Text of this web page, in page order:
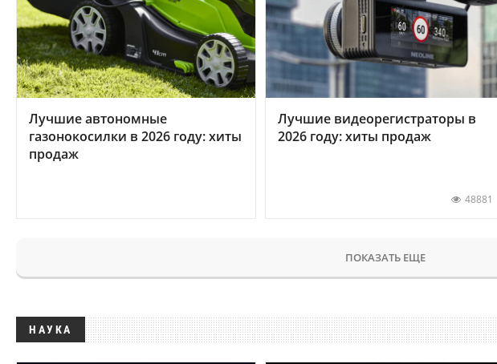
Лучшие автономные
газонокосилки в 2026 году: хиты
продаж
Лучшие видеорегистраторы в
2026 году: хиты продаж
48881
ПОКАЗАТЬ ЕЩЕ
НАУКА